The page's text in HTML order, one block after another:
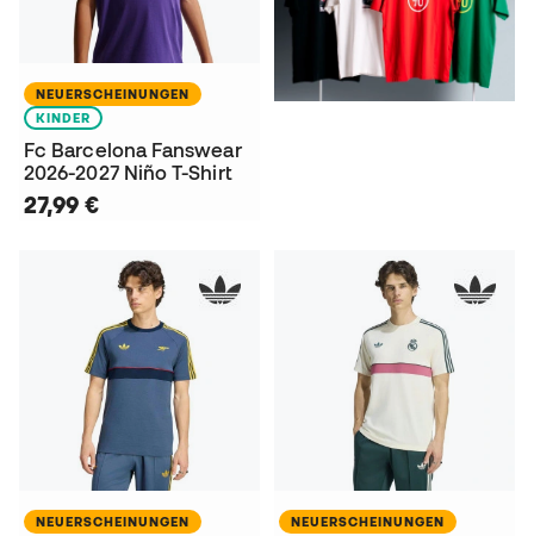
NEUERSCHEINUNGEN
KINDER
Fc Barcelona Fanswear
2026-2027 Niño T-Shirt
27,99 €
NEUERSCHEINUNGEN NEUERSCHEINUNGEN